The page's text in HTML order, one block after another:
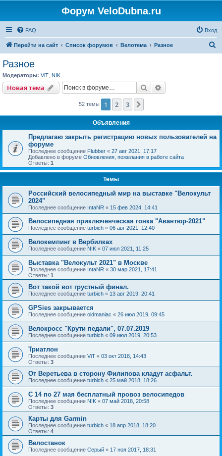
Форум VeloDubna.ru
FAQ Вход
Перейти на сайт Список форумов Велотема Разное
Разное
Модераторы: ViT NIK
Новая тема Поиск
52 темы 1 2 3
Объявления
Предлагаю закрыть регистрацию новых пользователей на
форуме
Последнее сообщение Flubber « 27 авг 2021, 17:17
Добавлено в форуме Обновления, пожелания в работе сайта
Ответы: 1
Темы
Российский велосипедный мир на выставке "Велокульт
2024"
Последнее сообщение IntaNR « 15 фев 2024, 14:41
Велосипедная приключенческая гонка "Авантюр-2021"
Последнее сообщение turbich « 06 авг 2021, 12:40
Велокемпинг в Вербилках
Последнее сообщение NIK « 07 июл 2021, 11:25
Выставка "Велокульт 2021" в Москве
Последнее сообщение IntaNR « 30 мар 2021, 17:41
Ответы: 1
Вот такой вот грустный финал.
Последнее сообщение turbich « 13 авг 2019, 20:41
GPSies закрывается
Последнее сообщение oldmaniac « 26 июл 2019, 09:45
Велокросс "Крути педали", 07.07.2019
Последнее сообщение turbich « 09 июл 2019, 20:53
Триатлон
Последнее сообщение ViT « 03 окт 2018, 14:43
Ответы: 3
От Веретьева в сторону Филипова кладут асфальт.
Последнее сообщение turbich « 25 май 2018, 18:26
С 14 по 27 мая бесплатный провоз велосипедов
Последнее сообщение NIK « 07 май 2018, 20:58
Ответы: 3
Карты для Garmin
Последнее сообщение turbich « 18 апр 2018, 18:20
Ответы: 4
Велостанок
Последнее сообщение Серый « 17 ноя 2017, 18:31